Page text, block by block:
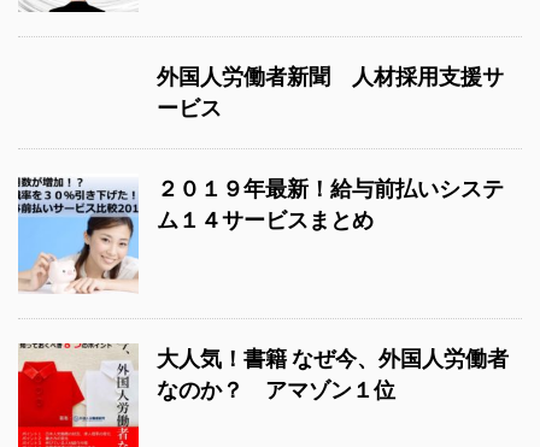
外国人労働者新聞 人材採用支援サ
ービス
２０１９年最新！給与前払いシステ
ム１４サービスまとめ
大人気！書籍 なぜ今、外国人労働者
なのか？ アマゾン１位